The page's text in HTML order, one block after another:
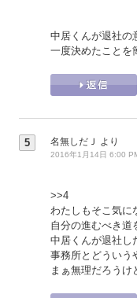
中居くんが退社の
一度決めたことを
5 名無しだＪ より
2016年1月14日 6:00
>>4
わたしもそこ気に
自分の進むべき道
中居くんが退社し
事務所とどういう
まぁ無理だろうけ